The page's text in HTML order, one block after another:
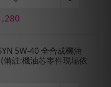
5W-40 全合成機油
備註:機油芯零件現場依